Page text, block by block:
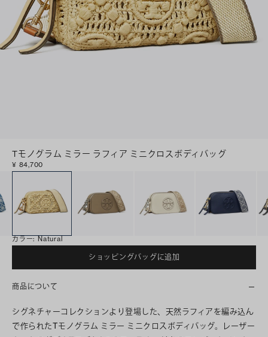
Tモノグラム ミラー ラフィア ミニクロスボディバッグ
¥ 84,700
カラー: Natural
ショッピングバッグに追加
商品について
シグネチャーコレクションより登場した、天然ラフィアを編み込ん
で作られたTモノグラム ミラー ミニクロスボディバッグ。レーザー